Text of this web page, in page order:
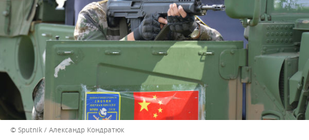
© Sputnik / Александр Кондратюк